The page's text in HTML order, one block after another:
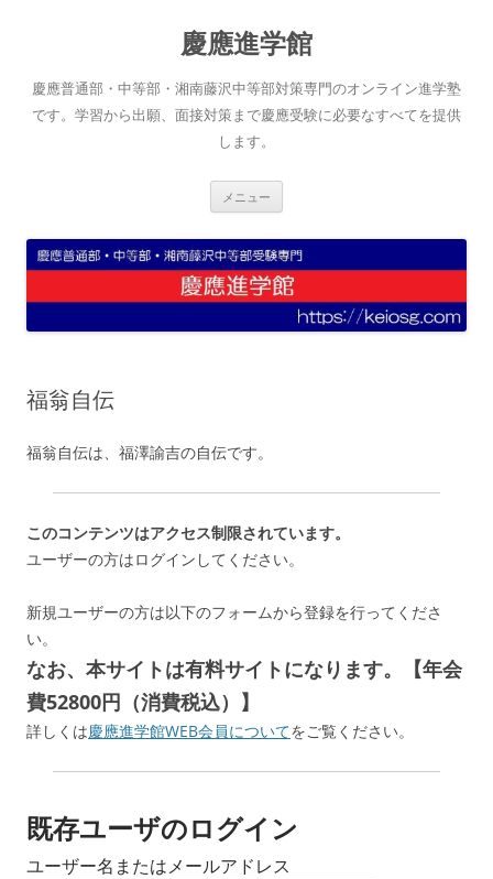
へ
ス
キ
慶應進学館
慶應普通部・中等部・湘南藤沢中等部対策専門のオンライン進学塾
です。学習から出願、面接対策まで慶應受験に必要なすべてを提供
します。
メニュー
福翁自伝
福翁自伝は、福澤諭吉の自伝です。
このコンテンツはアクセス制限されています。
ユーザーの方はログインしてください。
新規ユーザーの方は以下のフォームから登録を行ってくださ
い。
なお、本サイトは有料サイトになります。【年会
費52800円（消費税込）】
詳しくは慶應進学館WEB会員についてをご覧ください。
既存ユーザのログイン
ユーザー名またはメールアドレス